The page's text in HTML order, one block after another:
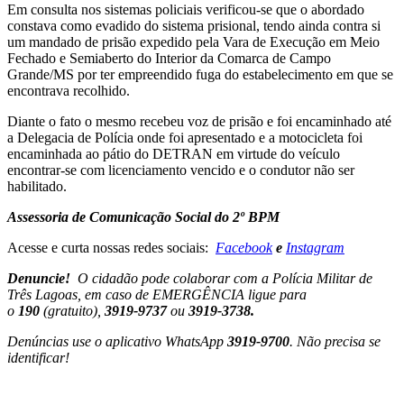
Em consulta nos sistemas policiais verificou-se que o abordado
constava como evadido do sistema prisional, tendo ainda contra si
um mandado de prisão expedido pela Vara de Execução em Meio
Fechado e Semiaberto do Interior da Comarca de Campo
Grande/MS por ter empreendido fuga do estabelecimento em que se
encontrava recolhido.
Diante o fato o mesmo recebeu voz de prisão e foi encaminhado até
a Delegacia de Polícia onde foi apresentado e a motocicleta foi
encaminhada ao pátio do DETRAN em virtude do veículo
encontrar-se com licenciamento vencido e o condutor não ser
habilitado.
Assessoria de Comunicação Social do 2º BPM
Acesse e curta nossas redes sociais: Facebooke Instagram
Denuncie! O cidadão pode colaborar com a Polícia Militar de
Três Lagoas, em caso de EMERGÊNCIA ligue para
o 190 (gratuito), 3919-9737ou 3919-3738.
Denúncias use o aplicativo WhatsApp 3919-9700. Não precisa se
identificar!